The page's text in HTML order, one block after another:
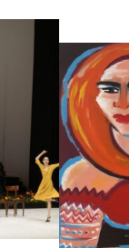
O
N
Z
E
R
K
R
I
H
V
I
L
I
I
N
B
E